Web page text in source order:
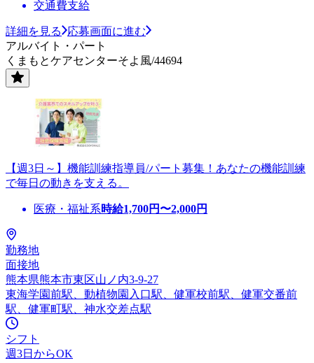
交通費支給
詳細を見る
応募画面に進む
アルバイト・パート
くまもとケアセンターそよ風/44694
【週3日～】機能訓練指導員/パート募集！あなたの機能訓練
で毎日の動きを支える。
医療・福祉系時給1,700円〜2,000円
勤務地
面接地
熊本県熊本市東区山ノ内3-9-27
東海学園前駅、動植物園入口駅、健軍校前駅、健軍交番前
駅、健軍町駅、神水交差点駅
シフト
週3日からOK